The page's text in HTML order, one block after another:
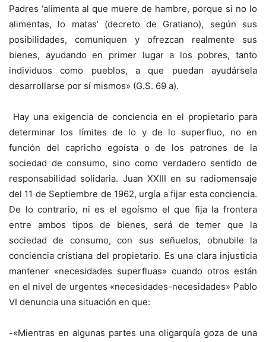
Padres ‘alimenta al que muere de hambre, porque si no lo
alimentas, lo matas’ (decreto de Gratiano), según sus
posibilidades, comuniquen y ofrezcan realmente sus
bienes, ayudando en primer lugar a los pobres, tanto
individuos como pueblos, a que puedan ayudársela
desarrollarse por sí mismos» (G.S. 69 a).
Hay una exigencia de conciencia en el propietario para
determinar los límites de lo y de lo superfluo, no en
función del capricho egoísta o de los patrones de la
sociedad de consumo, sino como verdadero sentido de
responsabilidad solidaria. Juan XXIII en su radiomensaje
del 11 de Septiembre de 1962, urgía a fijar esta conciencia.
De lo contrario, ni es el egoísmo el que fija la frontera
entre ambos tipos de bienes, será de temer que la
sociedad de consumo, con sus señuelos, obnubile la
conciencia cristiana del propietario. Es una clara injusticia
mantener «necesidades superfluas» cuando otros están
en el nivel de urgentes «necesidades-necesidades» Pablo
VI denuncia una situación en que:
-«Mientras en algunas partes una oligarquía goza de una